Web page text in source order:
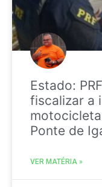
Estado:
fiscalizar a
Ponte de
VER MATÉRIA »